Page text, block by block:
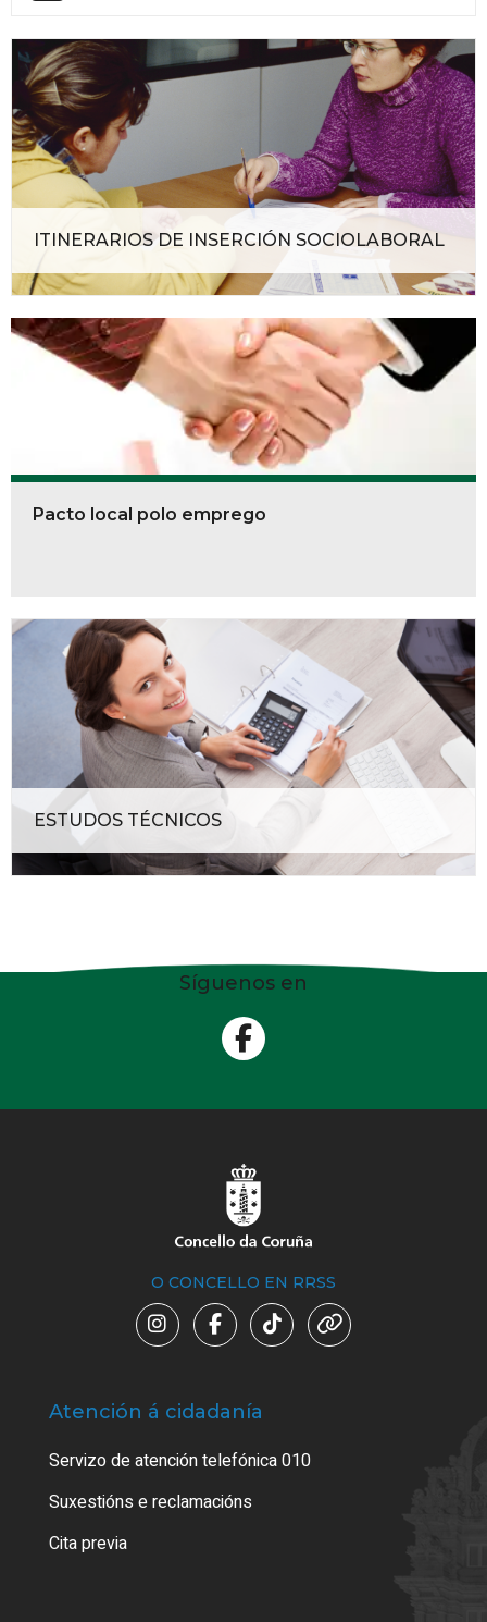
ITINERARIOS DE INSERCIÓN SOCIOLABORAL
Pacto local polo emprego
ESTUDOS TÉCNICOS
Síguenos en
O CONCELLO EN RRSS
Atención á cidadanía
Servizo de atención telefónica 010
Suxestións e reclamacións
Cita previa